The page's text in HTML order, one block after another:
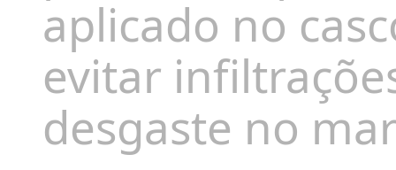
aplicado no
evitar
desgaste no